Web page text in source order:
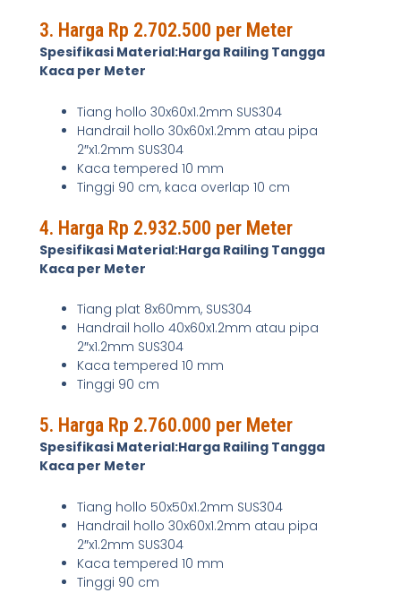
3. Harga Rp 2.702.500 per Meter
Spesifikasi Material:Harga Railing Tangga
Kaca per Meter
Tiang hollo 30x60x1.2mm SUS304
Handrail hollo 30x60x1.2mm atau pipa
2″x1.2mm SUS304
Kaca tempered 10 mm
Tinggi 90 cm, kaca overlap 10 cm
4. Harga Rp 2.932.500 per Meter
Spesifikasi Material:Harga Railing Tangga
Kaca per Meter
Tiang plat 8x60mm, SUS304
Handrail hollo 40x60x1.2mm atau pipa
2″x1.2mm SUS304
Kaca tempered 10 mm
Tinggi 90 cm
5. Harga Rp 2.760.000 per Meter
Spesifikasi Material:Harga Railing Tangga
Kaca per Meter
Tiang hollo 50x50x1.2mm SUS304
Handrail hollo 30x60x1.2mm atau pipa
2″x1.2mm SUS304
Kaca tempered 10 mm
Tinggi 90 cm